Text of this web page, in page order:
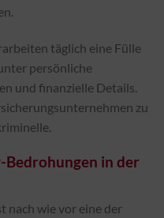
täglich eine Fülle
persönliche
und finanzielle Details.
zu
in der
nach wie vor eine der